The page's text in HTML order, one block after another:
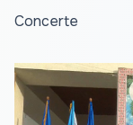
Concerte